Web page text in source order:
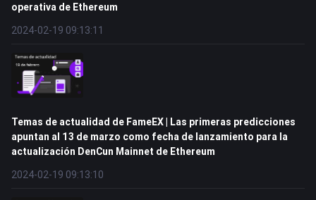
operativa de Ethereum
2024-02-19 09:13:11
Temas de actualidad de FameEX | Las primeras predicciones
apuntan al 13 de marzo como fecha de lanzamiento para la
actualización DenCun Mainnet de Ethereum
2024-02-19 09:13:10